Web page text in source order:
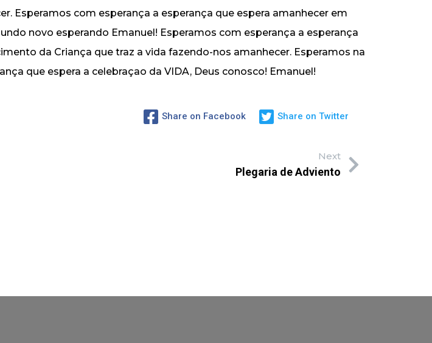
Esperamos com esperança a esperança que espera amanhecer em
novo esperando Emanuel! Esperamos com esperança a esperança
da Criança que traz a vida fazendo-nos amanhecer. Esperamos na
que espera a celebraçao da VIDA, Deus conosco! Emanuel!
Share on Facebook Share on Twitter
Next
Plegaria de Adviento